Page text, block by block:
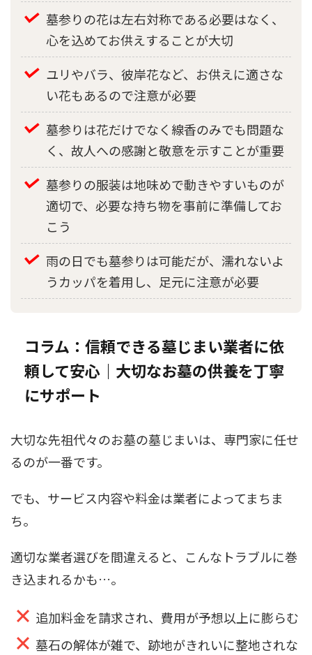
墓参りの花は左右対称である必要はなく、
心を込めてお供えすることが大切
ユリやバラ、彼岸花など、お供えに適さな
い花もあるので注意が必要
墓参りは花だけでなく線香のみでも問題な
く、故人への感謝と敬意を示すことが重要
墓参りの服装は地味めで動きやすいものが
適切で、必要な持ち物を事前に準備してお
こう
雨の日でも墓参りは可能だが、濡れないよ
うカッパを着用し、足元に注意が必要
コラム：信頼できる墓じまい業者に依
頼して安心｜大切なお墓の供養を丁寧
にサポート
大切な先祖代々のお墓の墓じまいは、専門家に任せ
るのが一番です。
でも、サービス内容や料金は業者によってまちま
ち。
適切な業者選びを間違えると、こんなトラブルに巻
き込まれるかも…。
追加料金を請求され、費用が予想以上に膨らむ
墓石の解体が雑で、跡地がきれいに整地されな